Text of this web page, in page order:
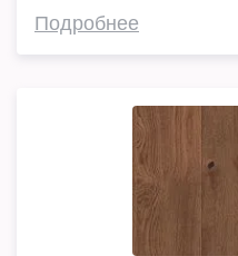
Подробнее